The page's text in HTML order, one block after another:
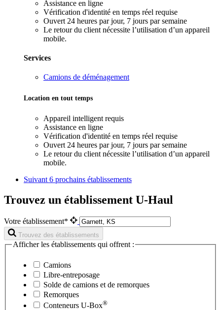
Assistance en ligne
Vérification d'identité en temps réel requise
Ouvert 24 heures par jour, 7 jours par semaine
Le retour du client nécessite l’utilisation d’un appareil
mobile.
Services
Camions de déménagement
Location en tout temps
Appareil intelligent requis
Assistance en ligne
Vérification d'identité en temps réel requise
Ouvert 24 heures par jour, 7 jours par semaine
Le retour du client nécessite l’utilisation d’un appareil
mobile.
Suivant 6 prochains établissements
Trouvez un établissement U-Haul
Votre établissement*
Trouvez des établissements
Afficher les établissements qui offrent :
Camions
Libre-entreposage
Solde de camions et de remorques
Remorques
Conteneurs U-Box®